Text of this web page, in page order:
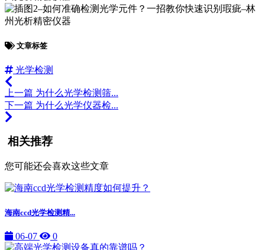
文章标签
光学检测
上一篇 为什么光学检测筛...
下一篇 为什么光学仪器检...
相关推荐
您可能还会喜欢这些文章
海南ccd光学检测精...
06-07 0